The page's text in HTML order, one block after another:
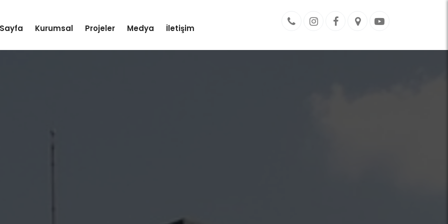
Kurumsal Projeler Medya İletişim